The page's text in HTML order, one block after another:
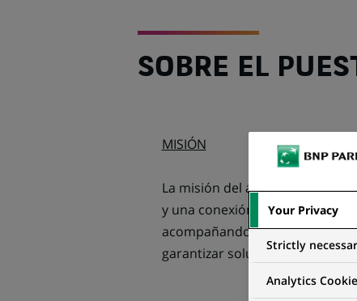
SOBRE EL
MISIÓN
La misión del área es la de
y una conexión directa con las
acompañando a las áreas
garantizar soluciones
Your Privacy
Strictly
Analytics